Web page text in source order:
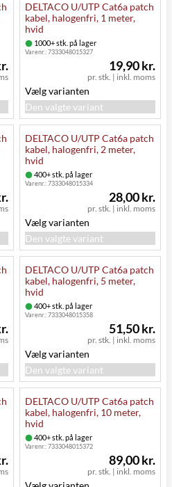
DELTACO U/UTP Cat6a patch
kabel, halogenfri, 1 meter,
hvid
1000+ stk. på lager
Varenr.:7333048015327
pr. stk. | inkl. moms
19,90 kr.
Vælg varianten
Den valgte variant
DELTACO U/UTP Cat6a patch
kabel, halogenfri, 2 meter,
hvid
400+ stk. på lager
Varenr.:7333048015334
pr. stk. | inkl. moms
28,00 kr.
Vælg varianten
Den valgte variant
DELTACO U/UTP Cat6a patch
kabel, halogenfri, 5 meter,
hvid
400+ stk. på lager
Varenr.:7333048015358
pr. stk. | inkl. moms
51,50 kr.
Vælg varianten
Den valgte variant
DELTACO U/UTP Cat6a patch
kabel, halogenfri, 10 meter,
hvid
400+ stk. på lager
Varenr.:7333048015372
pr. stk. | inkl. moms
89,00 kr.